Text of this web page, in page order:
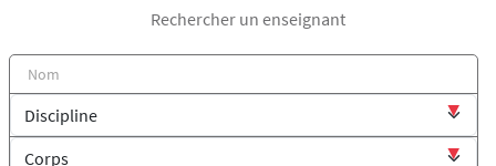
Rechercher un enseignant